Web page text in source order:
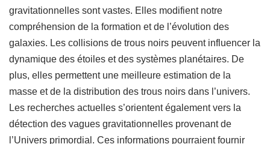
gravitationnelles sont vastes. Elles modifient notre
compréhension de la formation et de l’évolution des
galaxies. Les collisions de trous noirs peuvent influencer la
dynamique des étoiles et des systèmes planétaires. De
plus, elles permettent une meilleure estimation de la
masse et de la distribution des trous noirs dans l’univers.
Les recherches actuelles s’orientent également vers la
détection des vagues gravitationnelles provenant de
l’Univers primordial. Ces informations pourraient fournir